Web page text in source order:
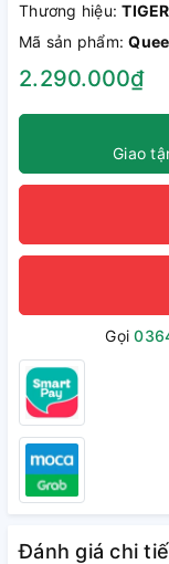
Thương hiệu:
Mã sản phẩm:
2.290.000₫
Giao
Gọi
Đánh giá chi